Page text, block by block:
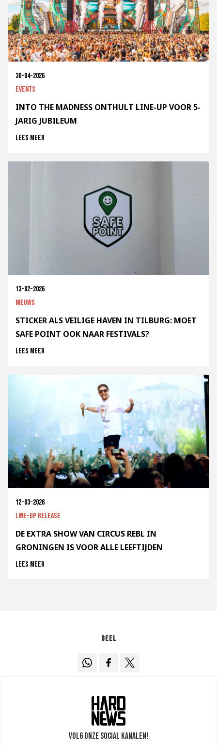
30-04-2026
Events
INTO THE MADNESS ONTHULT LINE-UP VOOR 5-
JARIG JUBILEUM
Lees meer
13-02-2026
Nieuws
STICKER ALS VEILIGE HAVEN IN TILBURG: MOET
SAFE POINT OOK NAAR FESTIVALS?
Lees meer
12-03-2026
Line-up release
DE EXTRA SHOW VAN CIRCUS REBL IN
GRONINGEN IS VOOR ALLE LEEFTIJDEN
Lees meer
Deel
Volg onze social kanalen!